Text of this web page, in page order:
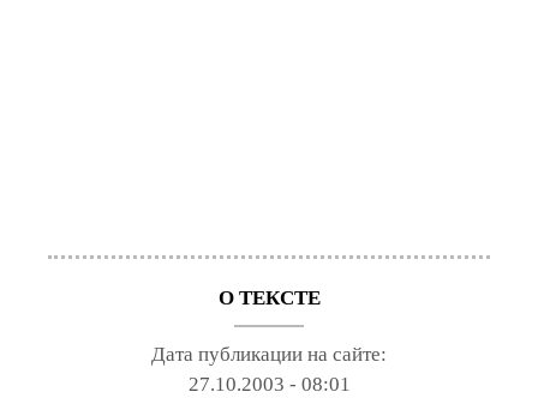
О ТЕКСТЕ
Дата публикации на сайте:
27.10.2003 - 08:01